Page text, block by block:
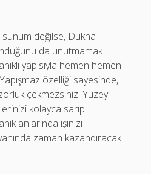
sunum değilse, Dukha
da unutmamak
yapısıyla hemen hemen
özelliği sayesinde,
çekmezsiniz. Yüzeyi
kolayca sarıp
anlarında işinizi
zaman kazandıracak